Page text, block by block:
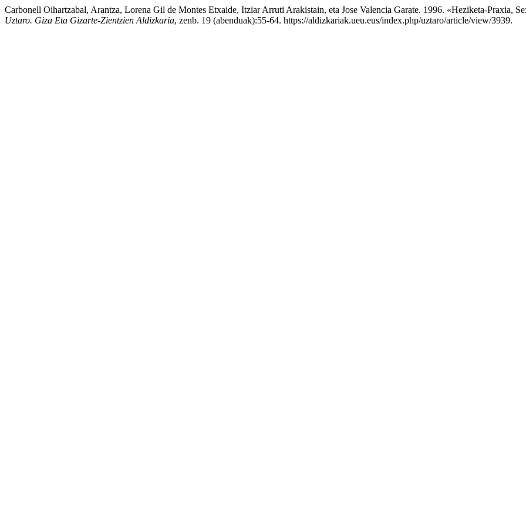
Carbonell Oihartzabal, Arantza, Lorena Gil de Montes Etxaide, Itziar Arruti Arakistain, eta Jose Valencia Garate. 1996. «Heziketa-Praxia,
Uztaro. Giza Eta Gizarte-Zientzien Aldizkaria, zenb. 19 (abenduak):55-64. https://aldizkariak.ueu.eus/index.php/uztaro/article/view/3939.